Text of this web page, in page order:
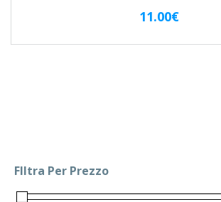
11.00€
FIltra Per Prezzo